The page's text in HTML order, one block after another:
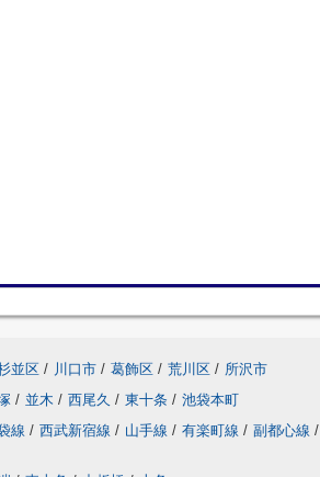
並区 / 川口市 / 葛飾区 / 荒川区 / 所沢市
/ 並木 / 西尾久 / 東十条 / 池袋本町
線 / 西武新宿線 / 山手線 / 有楽町線 / 副都心線 /